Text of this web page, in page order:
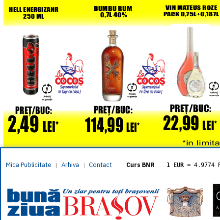
Mica Publicitate | Arhiva | Contact Curs BNR 1 EUR = 4.9774
= 5.8304
1 XAU= 464.4611
1 AED= 1.1933
1 AUD= 2.7957
1 BGN= 2.5449